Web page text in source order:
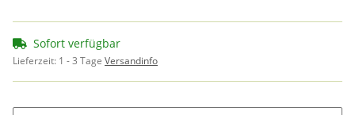
Sofort verfügbar
Lieferzeit: 1 - 3 Tage Versandinfo